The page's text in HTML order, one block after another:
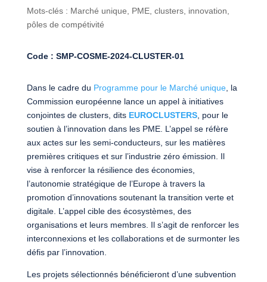
Mots-clés : Marché unique, PME, clusters, innovation,
pôles de compétivité
Code : SMP-COSME-2024-CLUSTER-01
Dans le cadre du Programme pour le Marché unique, la
Commission européenne lance un appel à initiatives
conjointes de clusters, dits EUROCLUSTERS, pour le
soutien à l’innovation dans les PME. L’appel se réfère
aux actes sur les semi-conducteurs, sur les matières
premières critiques et sur l’industrie zéro émission. Il
vise à renforcer la résilience des économies,
l’autonomie stratégique de l’Europe à travers la
promotion d’innovations soutenant la transition verte et
digitale. L’appel cible des écosystèmes, des
organisations et leurs membres. Il s’agit de renforcer les
interconnexions et les collaborations et de surmonter les
défis par l’innovation.
Les projets sélectionnés bénéficieront d’une subvention